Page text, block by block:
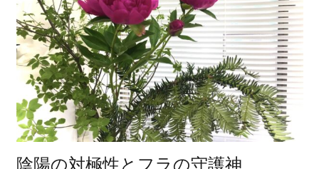
陰陽の対極性とフラの守護神